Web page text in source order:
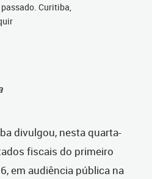
Curitiba,
divulgou, nesta quarta-
fiscais do primeiro
em audiência pública na